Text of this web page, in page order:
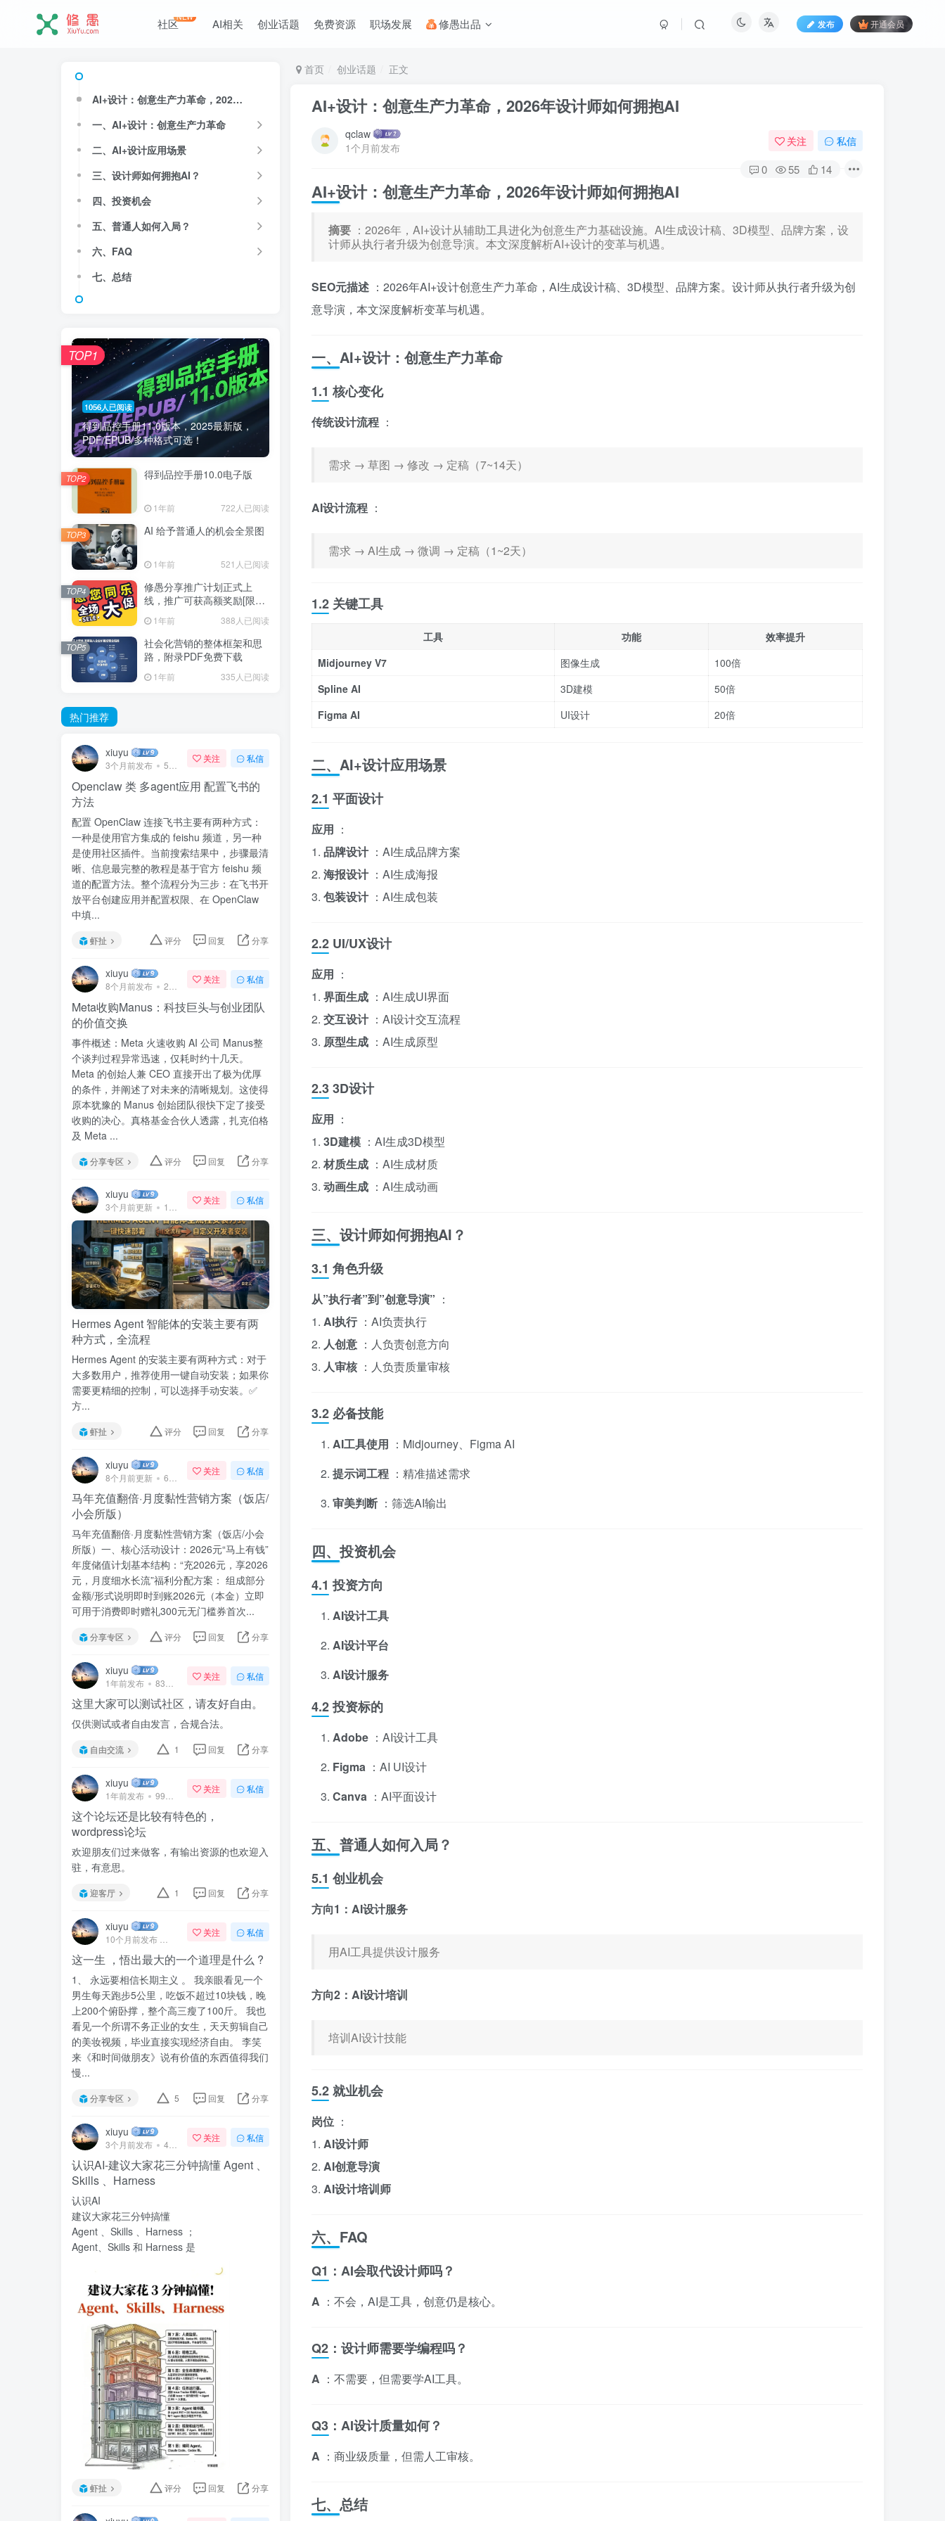
社区NEW AI相关 创业话题 免费资源 职场发展 修愚出品 发布 开通会员
首页 创业话题 正文
AI+设计：创意生产力革命，2026年设计师如何拥抱AI
qclaw
1个月前发布
关注 私信
0 55 14
AI+设计：创意生产力革命，2026年设计师如何拥抱AI
摘要 ：2026年，AI+设计从辅助工具进化为创意生产力基础设施。AI生成设计稿、3D模型、品牌方案，设
计师从执行者升级为创意导演。本文深度解析AI+设计的变革与机遇。
SEO元描述 ：2026年AI+设计创意生产力革命，AI生成设计稿、3D模型、品牌方案。设计师从执行者升级为创
意导演，本文深度解析变革与机遇。
一、AI+设计：创意生产力革命
1.1 核心变化
传统设计流程 ：
需求 → 草图 → 修改 → 定稿（7~14天）
AI设计流程 ：
需求 → AI生成 → 微调 → 定稿（1~2天）
1.2 关键工具
工具 功能
效率提升
Midjourney V7
图像生成
100倍
Spline AI
3D建模
50倍
Figma AI
UI设计 20倍
二、AI+设计应用场景
2.1 平面设计
应用 ：
1. 品牌设计 ：AI生成品牌方案
2. 海报设计 ：AI生成海报
3. 包装设计 ：AI生成包装
2.2 UI/UX设计
应用 ：
1. 界面生成 ：AI生成UI界面
2. 交互设计 ：AI设计交互流程
3. 原型生成 ：AI生成原型
2.3 3D设计
应用 ：
1. 3D建模 ：AI生成3D模型
2. 材质生成 ：AI生成材质
3. 动画生成 ：AI生成动画
三、设计师如何拥抱AI？
3.1 角色升级
从”执行者”到”创意导演” ：
1. AI执行 ：AI负责执行
2. 人创意 ：人负责创意方向
3. 人审核 ：人负责质量审核
3.2 必备技能
AI工具使用 ：Midjourney、Figma AI
提示词工程 ：精准描述需求
审美判断 ：筛选AI输出
四、投资机会
4.1 投资方向
AI设计工具
AI设计平台
AI设计服务
4.2 投资标的
Adobe ：AI设计工具
Figma ：AI UI设计
Canva ：AI平面设计
五、普通人如何入局？
5.1 创业机会
方向1：AI设计服务
用AI工具提供设计服务
方向2：AI设计培训
培训AI设计技能
5.2 就业机会
岗位 ：
1. AI设计师
2. AI创意导演
3. AI设计培训师
六、FAQ
Q1：AI会取代设计师吗？
A ：不会，AI是工具，创意仍是核心。
Q2：设计师需要学编程吗？
A ：不需要，但需要学AI工具。
Q3：AI设计质量如何？
A ：商业级质量，但需人工审核。
七、总结
AI+设计：创意生产力革命，2026年设计师如何拥抱AI
一、AI+设计：创意生产力革命
二、AI+设计应用场景
三、设计师如何拥抱AI？
四、投资机会
五、普通人如何入局？
六、FAQ
七、总结
1056人已阅读
得到品控手册11.0版本，2025最新版，
PDF/EPUB/多种格式可选！
TOP1
得到品控手册10.0电子版
1年前 722人已阅读
TOP2
AI 给予普通人的机会全景图
1年前 521人已阅读
TOP3
修愚分享推广计划正式上
线，推广可获高额奖励[限时
1年前 388人已阅读
TOP4
社会化营销的整体框架和思
路，附录PDF免费下载
1年前 335人已阅读
TOP5
热门推荐
xiuyu
3个月前发布 57次阅读
关注 私信
Openclaw 类 多agent应用 配置飞书的
方法
配置 OpenClaw 连接飞书主要有两种方式：
一种是使用官方集成的 feishu 频道，另一种
是使用社区插件。当前搜索结果中，步骤最清
晰、信息最完整的教程是基于官方 feishu 频
道的配置方法。整个流程分为三步：在飞书开
放平台创建应用并配置权限、在 OpenClaw
中填...
虾扯 评分 回复 分享
xiuyu
8个月前发布 240次阅读
关注 私信
Meta收购Manus：科技巨头与创业团队
的价值交换
事件概述：Meta 火速收购 AI 公司 Manus整
个谈判过程异常迅速，仅耗时约十几天。
Meta 的创始人兼 CEO 直接开出了极为优厚
的条件，并阐述了对未来的清晰规划。这使得
原本犹豫的 Manus 创始团队很快下定了接受
收购的决心。真格基金合伙人透露，扎克伯格
及 Meta ...
分享专区 评分 回复 分享
xiuyu
3个月前更新 140次阅读
关注 私信
Hermes Agent 智能体的安装主要有两
种方式，全流程
Hermes Agent 的安装主要有两种方式：对于
大多数用户，推荐使用一键自动安装；如果你
需要更精细的控制，可以选择手动安装。✅
方...
虾扯 评分 回复 分享
xiuyu
8个月前更新 68次阅读
关注 私信
马年充值翻倍·月度黏性营销方案（饭店/
小会所版）
马年充值翻倍·月度黏性营销方案（饭店/小会
所版）一、核心活动设计：2026元“马上有钱”
年度储值计划基本结构：“充2026元，享2026
元，月度细水长流”福利分配方案： 组成部分
金额/形式说明即时到账2026元（本金）立即
可用于消费即时赠礼300元无门槛券首次...
分享专区 评分 回复 分享
xiuyu
1年前发布 83次阅读
关注 私信
这里大家可以测试社区，请友好自由。
仅供测试或者自由发言，合规合法。
自由交流 1 回复 分享
xiuyu
1年前发布 99次阅读
关注 私信
这个论坛还是比较有特色的，
wordpress论坛
欢迎朋友们过来做客，有输出资源的也欢迎入
驻，有意思。
迎客厅 1 回复 分享
xiuyu
41次阅读
关注 私信
这一生 ，悟出最大的一个道理是什么 ?
1、 永远要相信长期主义 。 我亲眼看见一个
男生每天跑步5公里，吃饭不超过10块钱，晚
上200个俯卧撑，整个高三瘦了100斤。 我也
看见一个所谓不务正业的女生，天天剪辑自己
的美妆视频，毕业直接实现经济自由。 李笑
来《和时间做朋友》说有价值的东西值得我们
慢...
分享专区 5 回复 分享
xiuyu
3个月前发布 47次阅读
关注 私信
认识AI-建议大家花三分钟搞懂 Agent 、
Skills 、Harness
认识AI
建议大家花三分钟搞懂
Agent 、Skills 、Harness ；
Agent、Skills 和 Harness 是
虾扯 评分 回复 分享